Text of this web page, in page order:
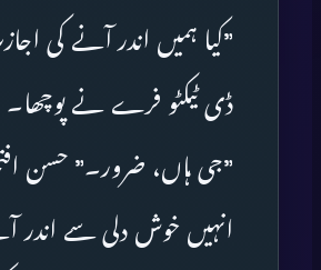
”کیا ہمیں اندر آنے کی
ڈی ٹیکٹو فرے نے پوچھا۔
”جی ہاں، ضرور۔” حسن
انہیں خوش دلی سے اندر